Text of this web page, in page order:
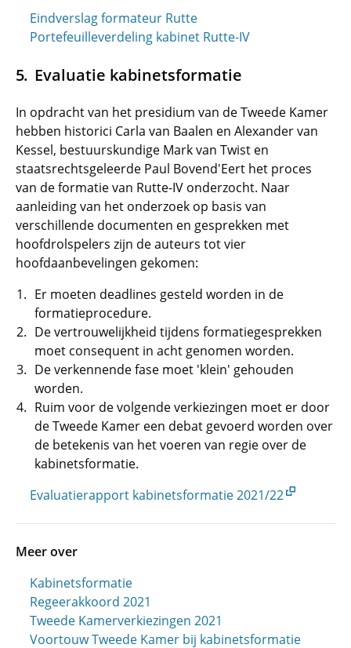
Eindverslag formateur Rutte
Portefeuilleverdeling kabinet Rutte-IV
Evaluatie kabinetsformatie
In opdracht van het presidium van de Tweede Kamer
hebben historici Carla van Baalen en Alexander van
Kessel, bestuurskundige Mark van Twist en
staatsrechtsgeleerde Paul Bovend'Eert het proces
van de formatie van Rutte-IV onderzocht. Naar
aanleiding van het onderzoek op basis van
verschillende documenten en gesprekken met
hoofdrolspelers zijn de auteurs tot vier
hoofdaanbevelingen gekomen:
Er moeten deadlines gesteld worden in de
formatieprocedure.
De vertrouwelijkheid tijdens formatiegesprekken
moet consequent in acht genomen worden.
De verkennende fase moet 'klein' gehouden
worden.
Ruim voor de volgende verkiezingen moet er door
de Tweede Kamer een debat gevoerd worden over
de betekenis van het voeren van regie over de
kabinetsformatie.
Evaluatierapport kabinetsformatie 2021/22
Meer over
Kabinetsformatie
Regeerakkoord 2021
Tweede Kamerverkiezingen 2021
Voortouw Tweede Kamer bij kabinetsformatie